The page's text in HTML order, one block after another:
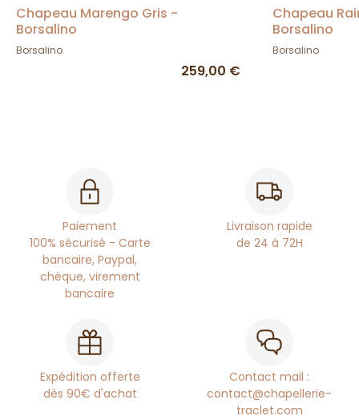
Chapeau Marengo Gris -
Borsalino
Borsalino
259,00 €
Chapeau
Borsalino
Borsalino
Paiement
100% sécurisé - Carte
bancaire, Paypal,
chèque, virement
bancaire
Livraison rapide
de 24 à 72H
Expédition offerte
dès 90€ d'achat
Contact mail :
contact@chapellerie-
traclet.com